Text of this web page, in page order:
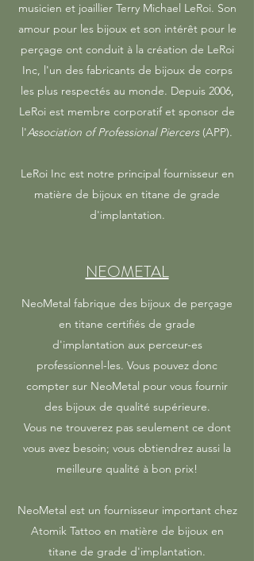
musicien et joaillier Terry Michael LeRoi. Son
amour pour les bijoux et son intérêt pour le
perçage ont conduit à la création de LeRoi
Inc, l'un des fabricants de bijoux de corps
les plus respectés au monde. Depuis 2006,
LeRoi est membre corporatif et sponsor de
l'Association of Professional Piercers (APP).
LeRoi Inc est notre principal fournisseur en
matière de bijoux en titane de grade
d'implantation.
NEOMETAL
NeoMetal fabrique des bijoux de perçage
en titane certifiés de grade
d'implantation aux perceur-es
professionnel-les. Vous pouvez donc
compter sur NeoMetal pour vous fournir
des bijoux de qualité supérieure.
Vous ne trouverez pas seulement ce dont
vous avez besoin; vous obtiendrez aussi la
meilleure qualité à bon prix!
NeoMetal est un fournisseur important chez
Atomik Tattoo en matière de bijoux en
titane de grade d'implantation.